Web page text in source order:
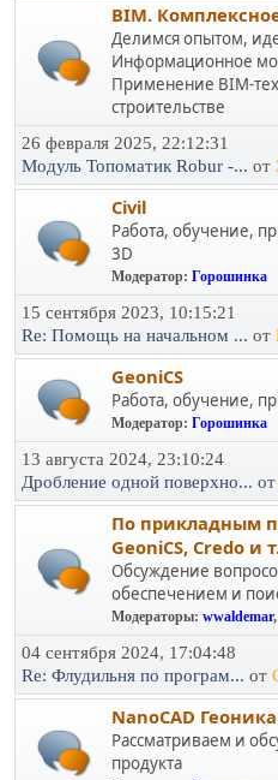
BIM.
Делимся опытом,
Информационное
Применение BIM-
строительстве
26 февраля 2025, 22:12:31
Модуль Топоматик Robur -... от
Civil
Работа, обучение,
3D
Модератор: Горошинка
15 сентября 2023, 10:15:21
Re: Помощь на начальном ... от
GeoniCS
Работа, обучение,
Модератор: Горошинка
13 августа 2024, 23:10:24
Дробление одной поверхно... от
По прикладным
GeoniCS, Credo и
Обсуждение
обеспечением и
Модераторы: wwaldemar,
04 сентября 2024, 17:04:48
Re: Флудильня по програм... от
NanoCAD Геоника
Рассматриваем и
продукта